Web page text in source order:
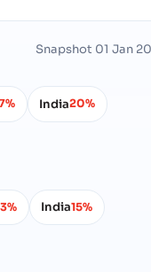
Snapshot 01 Jan
India20%
India15%